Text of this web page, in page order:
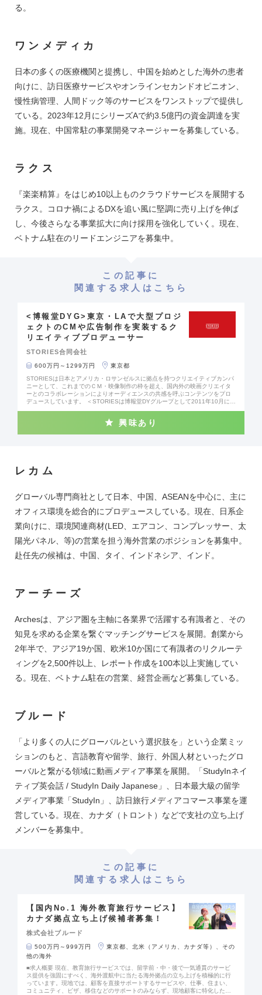
る。
ワンメディカ
日本の多くの医療機関と提携し、中国を始めとした海外の患者
向けに、訪日医療サービスやオンラインセカンドオピニオン、
慢性病管理、人間ドック等のサービスをワンストップで提供し
ている。2023年12月にシリーズAで約3.5億円の資金調達を実
施。現在、中国常駐の事業開発マネージャーを募集している。
ラクス
『楽楽精算』をはじめ10以上ものクラウドサービスを展開する
ラクス。コロナ禍によるDXを追い風に堅調に売り上げを伸ば
し、今後さらなる事業拡大に向け採用を強化していく。現在、
ベトナム駐在のリードエンジニアを募集中。
この記事に
関連する求人はこちら
<博報堂DYG>東京・LAで大型プロジ
ェクトのCMや広告制作を実装するク
リエイティブプロデューサー
STORIES合同会社
600万円～1299万円
東京都
STORIESは日本とアメリカ・ロサンゼルスに拠点を持つクリエイティブカンパ
ニーとして、これまでのＣＭ・映像制作の枠を超え、国内外の映画クリエイタ
ーとのコラボレーションによりオーディエンスの共感を呼ぶコンテンツをプロ
デュースしています。 ＜STORIESは博報堂DYグループとして2011年10月に設
ラ・SONY XPERIAプロジェクト・ポケモンカンパニー1008、SUBARU Your s
感動を生み出すことができるプロデューサー」 広告・メディア環境が大きく変
化する中で、自ら圧倒的に成長したい、クリエイティビティーを鍛え、チーム
を楽しみにしています。 プロデューサーとして、企画立案～プレゼンテーショ
ン～プロデュースまで国内外のクリエイター・スタッフを統括し、プロジェク
トを責任をもって作り上げて、コミュニケーション課題を映像ストーリーテリ
ングで解決するプロフェッショナル集団への参加をお待ちしています。 プロデ
ューサーポジションの検討対象は実務経験、および「継続的」な売上獲得経験
のある方となります。 ※バイリンガルである必要はありません。
興味あり
レカム
グローバル専門商社として日本、中国、ASEANを中心に、主に
オフィス環境を総合的にプロデュースしている。現在、日系企
業向けに、環境関連商材(LED、エアコン、コンプレッサー、太
陽光パネル、等)の営業を担う海外営業のポジションを募集中。
赴任先の候補は、中国、タイ、インドネシア、インド。
アーチーズ
Archesは、アジア圏を主軸に各業界で活躍する有識者と、その
知見を求める企業を繋ぐマッチングサービスを展開。創業から
2年半で、アジア19か国、欧米10か国にて有識者のリクルーテ
ィングを2,500件以上、レポート作成を100本以上実施してい
る。現在、ベトナム駐在の営業、経営企画など募集している。
ブルード
「より多くの人にグローバルという選択肢を」という企業ミッ
ションのもと、言語教育や留学、旅行、外国人材といったグロ
ーバルと繋がる領域に動画メディア事業を展開。「StudyInネイ
ティブ英会話 / StudyIn Daily Japanese」、日本最大級の留学
メディア事業「StudyIn」、訪日旅行メディアコマース事業を運
営している。現在、カナダ（トロント）などで支社の立ち上げ
メンバーを募集中。
この記事に
関連する求人はこちら
【国内No.1 海外教育旅行サービス】
カナダ拠点立ち上げ候補者募集！
株式会社ブルード
500万円～999万円
東京都、北米（アメリカ、カナダ等）、その
他の海外
■求人概要 現在、教育旅行サービスでは、留学前・中・後で一気通貫のサービ
ス提供を強固にすべく、海外渡航中に当たる海外拠点の立ち上げを積極的に行
っています。現地では、顧客を直接サポートするサービスや、仕事、住まい、
コミュニティ、ビザ、移住などのサポートのみならず、現地顧客に特化した教